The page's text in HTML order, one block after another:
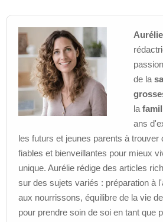
de la
la
ans
les futurs et jeunes parents à trouver
fiables et bienveillantes pour mieux
unique. Aurélie rédige des articles
sur des sujets variés : préparation à
aux nourrissons, équilibre de la vie
pour prendre soin de soi en tant que